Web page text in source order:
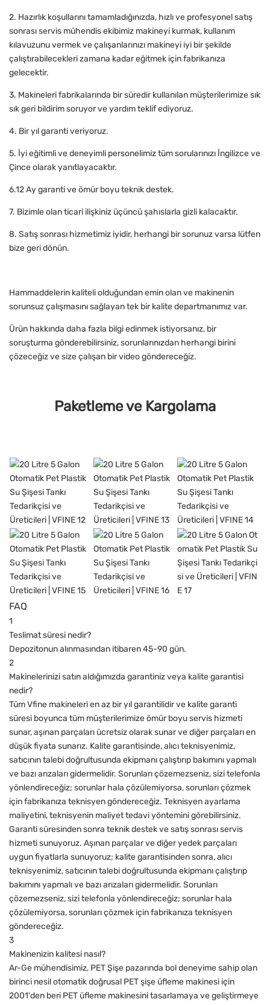
2. Hazırlık koşullarını tamamladığınızda, hızlı ve profesyonel satış
sonrası servis mühendis ekibimiz makineyi kurmak, kullanım
kılavuzunu vermek ve çalışanlarınızı makineyi iyi bir şekilde
çalıştırabilecekleri zamana kadar eğitmek için fabrikanıza
gelecektir.
3. Makineleri fabrikalarında bir süredir kullanılan müşterilerimize sık
sık geri bildirim soruyor ve yardım teklif ediyoruz.
4. Bir yıl garanti veriyoruz.
5. İyi eğitimli ve deneyimli personelimiz tüm sorularınızı İngilizce ve
Çince olarak yanıtlayacaktır.
6.12 Ay garanti ve ömür boyu teknik destek.
7. Bizimle olan ticari ilişkiniz üçüncü şahıslarla gizli kalacaktır.
8. Satış sonrası hizmetimiz iyidir, herhangi bir sorunuz varsa lütfen
bize geri dönün.
Hammaddelerin kaliteli olduğundan emin olan ve makinenin
sorunsuz çalışmasını sağlayan tek bir kalite departmanımız var.
Ürün hakkında daha fazla bilgi edinmek istiyorsanız, bir
soruşturma gönderebilirsiniz, sorunlarınızdan herhangi birini
çözeceğiz ve size çalışan bir video göndereceğiz.
Paketleme ve Kargolama
FAQ
1
Teslimat süresi nedir?
Depozitonun alınmasından itibaren 45-90 gün.
2
Makinelerinizi satın aldığımızda garantiniz veya kalite garantisi
nedir?
Tüm Vfine makineleri en az bir yıl garantilidir ve kalite garanti
süresi boyunca tüm müşterilerimize ömür boyu servis hizmeti
sunar, aşınan parçaları ücretsiz olarak sunar ve diğer parçaları en
düşük fiyata sunarız. Kalite garantisinde, alıcı teknisyenimiz,
satıcının talebi doğrultusunda ekipmanı çalıştırıp bakımını yapmalı
ve bazı arızaları gidermelidir. Sorunları çözemezseniz, sizi telefonla
yönlendireceğiz; sorunlar hala çözülemiyorsa, sorunları çözmek
için fabrikanıza teknisyen göndereceğiz. Teknisyen ayarlama
maliyetini, teknisyenin maliyet tedavi yöntemini görebilirsiniz.
Garanti süresinden sonra teknik destek ve satış sonrası servis
hizmeti sunuyoruz. Aşınan parçalar ve diğer yedek parçaları
uygun fiyatlarla sunuyoruz; kalite garantisinden sonra, alıcı
teknisyenimiz, satıcının talebi doğrultusunda ekipmanı çalıştırıp
bakımını yapmalı ve bazı arızaları gidermelidir. Sorunları
çözemezseniz, sizi telefonla yönlendireceğiz; sorunlar hala
çözülemiyorsa, sorunları çözmek için fabrikanıza teknisyen
göndereceğiz.
3
Makinenizin kalitesi nasıl?
Ar-Ge mühendisimiz, PET Şişe pazarında bol deneyime sahip olan
birinci nesil otomatik doğrusal PET şişe üfleme makinesi için
2001'den beri PET üfleme makinesini tasarlamaya ve geliştirmeye